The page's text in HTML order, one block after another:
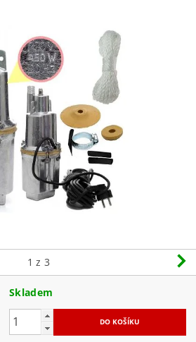
1 z 3
Skladem